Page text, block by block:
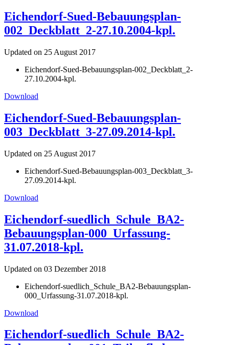
Eichendorf-Sued-Bebauungsplan-
002_Deckblatt_2-27.10.2004-kpl.
Updated on 25 August 2017
Eichendorf-Sued-Bebauungsplan-002_Deckblatt_2-
27.10.2004-kpl.
Download
Eichendorf-Sued-Bebauungsplan-
003_Deckblatt_3-27.09.2014-kpl.
Updated on 25 August 2017
Eichendorf-Sued-Bebauungsplan-003_Deckblatt_3-
27.09.2014-kpl.
Download
Eichendorf-suedlich_Schule_BA2-
Bebauungsplan-000_Urfassung-
31.07.2018-kpl.
Updated on 03 Dezember 2018
Eichendorf-suedlich_Schule_BA2-Bebauungsplan-
000_Urfassung-31.07.2018-kpl.
Download
Eichendorf-suedlich_Schule_BA2-